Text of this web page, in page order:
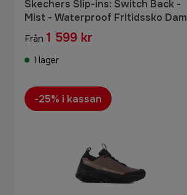
Skechers Slip-ins: Switch Back -
Mist - Waterproof Fritidssko Dam
Natural
Från 1 599 kr
I lager
-25% i kassan